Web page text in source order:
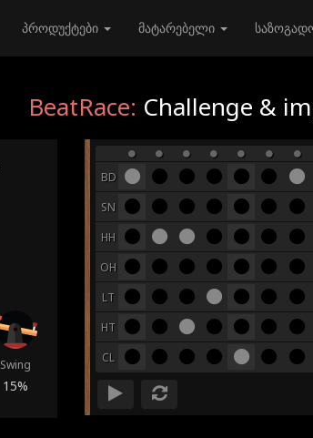
პროდუქტები მატარებელი
BeatRace: Challenge &
Swing
15%
BD
SN
HH
OH
LT
HT
CL